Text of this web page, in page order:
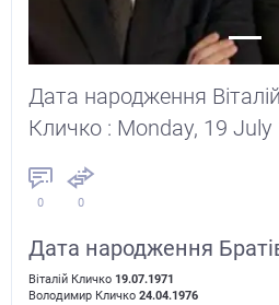
Дата народження
Кличко : Monday, 19 July
0 0
Дата народження
Віталій Кличко 19.07.1971
Володимир Кличко 24.04.1976